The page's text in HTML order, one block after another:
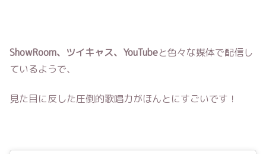
ShowRoom、ツイキャス、YouTubeと色々な媒体で配信し
ているようで、
見た目に反した圧倒的歌唱力がほんとにすごいです！